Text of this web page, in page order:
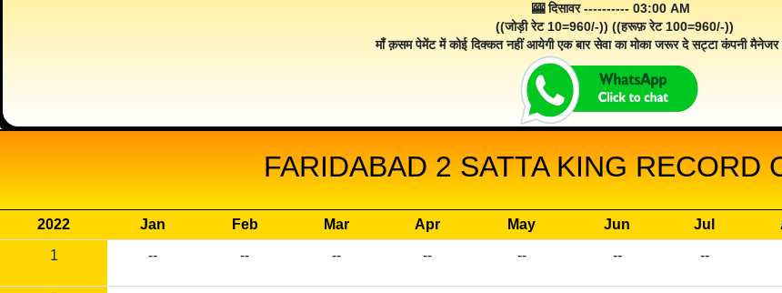
🎰 दिसावर ---------- 03:00 AM
((जोड़ी रेट 10=960/-)) ((हरूफ़ रेट 100=960/-))
माँ क़सम पेमेंट में कोई दिक्कत नहीं आयेगी एक बार सेवा का मोका जरूर दे सट्टा कंपनी मैनेजर
FARIDABAD 2 SATTA KING RECORD
2022 Jan Feb Mar Apr May Jun Jul
1
-- -- -- -- -- -- --